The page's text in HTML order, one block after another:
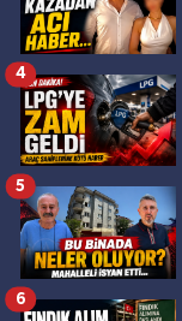
4
5
6